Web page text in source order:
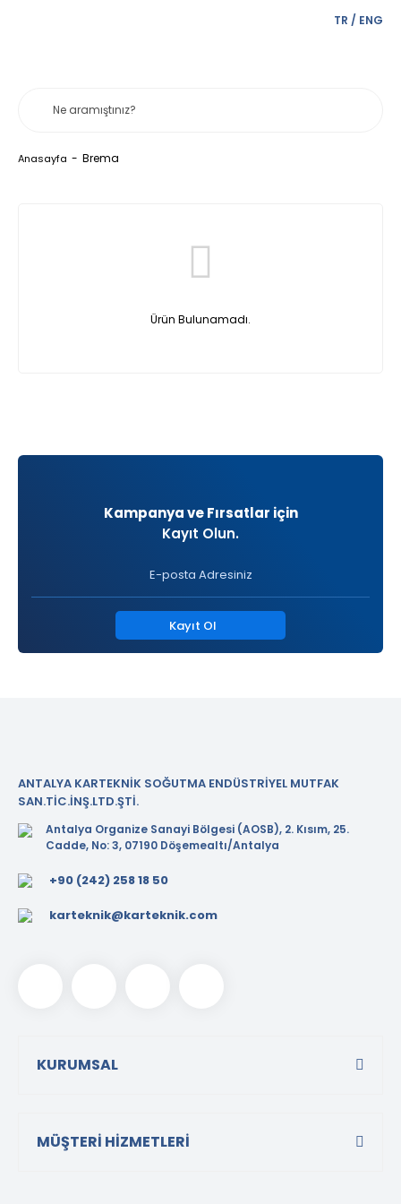
TR / ENG
Anasayfa Brema
Ürün Bulunamadı.
Kampanya ve Fırsatlar için
Kayıt Olun.
Kayıt Ol
ANTALYA KARTEKNİK SOĞUTMA ENDÜSTRİYEL MUTFAK
SAN.TİC.İNŞ.LTD.ŞTİ.
Antalya Organize Sanayi Bölgesi (AOSB), 2. Kısım, 25.
Cadde, No: 3, 07190 Döşemealtı/Antalya
+90 (242) 258 18 50
karteknik@karteknik.com
KURUMSAL
MÜŞTERİ HİZMETLERİ